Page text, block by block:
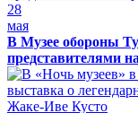
28
мая
В Музее обороны
представителями